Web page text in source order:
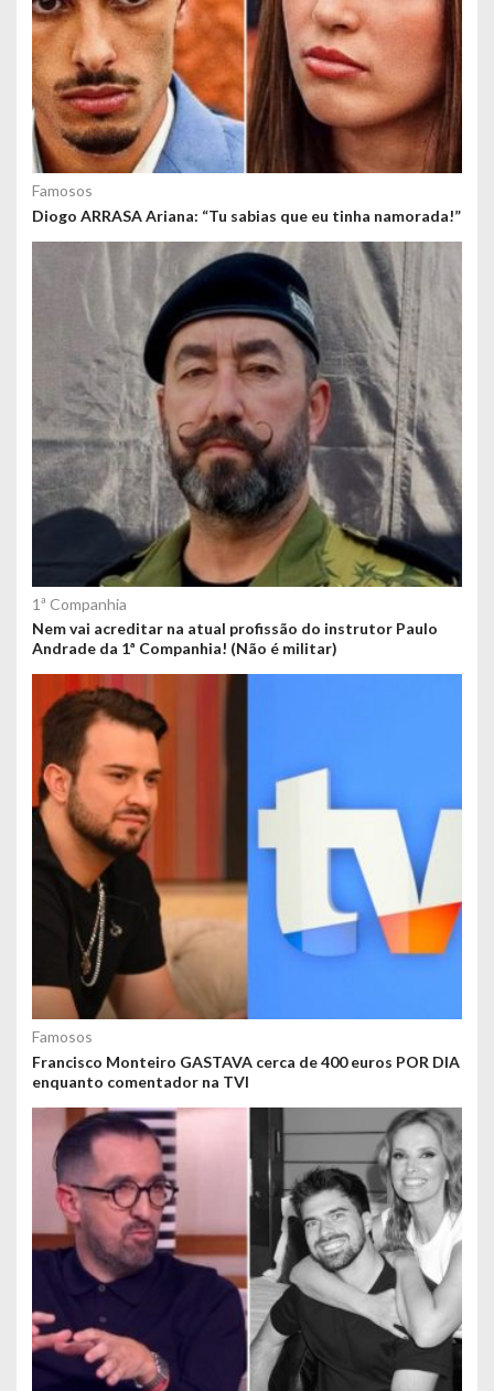
Famosos
Diogo ARRASA Ariana: “Tu sabias que eu tinha namorada!”
1ª Companhia
Nem vai acreditar na atual profissão do instrutor Paulo
Andrade da 1ª Companhia! (Não é militar)
Famosos
Francisco Monteiro GASTAVA cerca de 400 euros POR DIA
enquanto comentador na TVI